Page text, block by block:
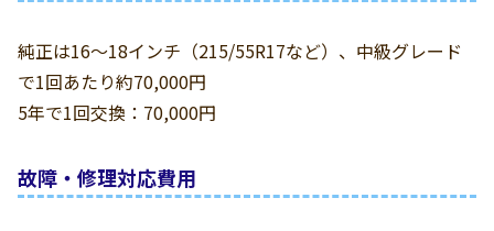
純正は16〜18インチ（215/55R17など）、中級グレード
で1回あたり約70,000円
5年で1回交換：70,000円
故障・修理対応費用